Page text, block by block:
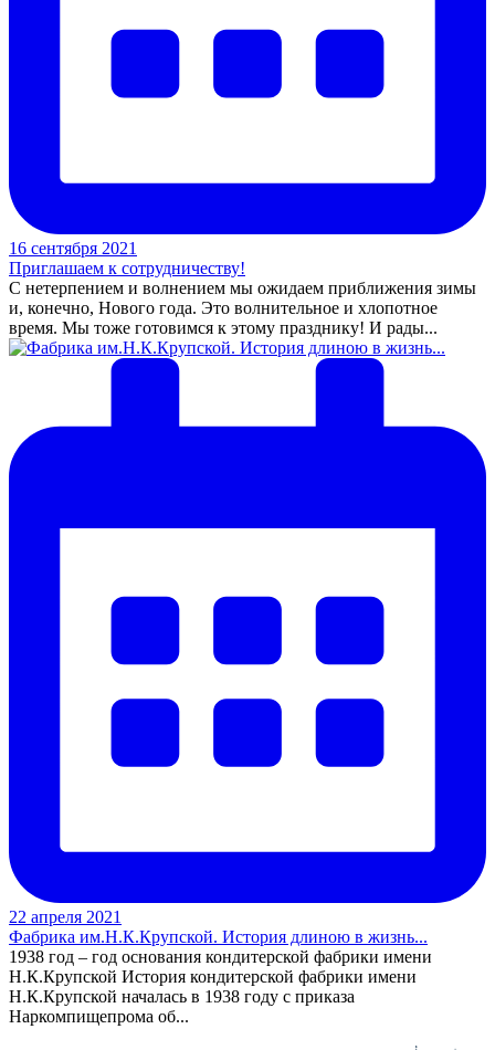
16 сентября 2021
Приглашаем к сотрудничеству!
С нетерпением и волнением мы ожидаем приближения зимы
и, конечно, Нового года. Это волнительное и хлопотное
время. Мы тоже готовимся к этому празднику! И рады...
22 апреля 2021
Фабрика им.Н.К.Крупской. История длиною в жизнь...
1938 год – год основания кондитерской фабрики имени
Н.К.Крупской История кондитерской фабрики имени
Н.К.Крупской началась в 1938 году с приказа
Наркомпищепрома об...